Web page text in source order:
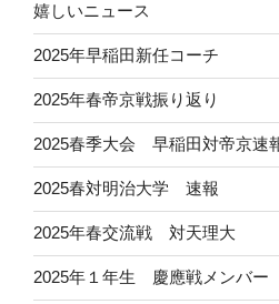
嬉しいニュース
2025年早稲田新任コーチ
2025年春帝京戦振り返り
2025春季大会 早稲田対帝京速
2025春対明治大学 速報
2025年春交流戦 対天理大
2025年１年生 慶應戦メンバー